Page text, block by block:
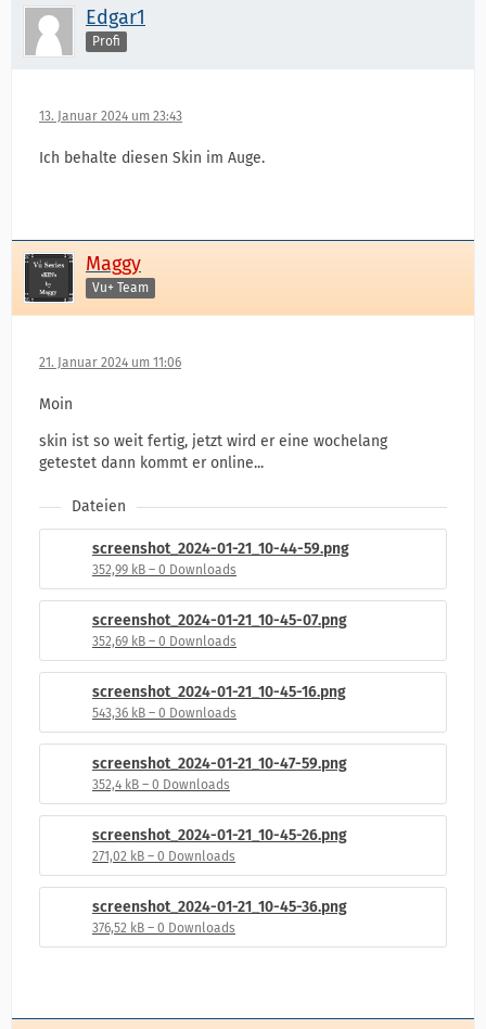
Edgar1
Profi
13. Januar 2024 um 23:43
Ich behalte diesen Skin im Auge.
Maggy
Vu+ Team
21. Januar 2024 um 11:06
Moin
skin ist so weit fertig, jetzt wird er eine wochelang
getestet dann kommt er online...
Dateien
screenshot_2024-01-21_10-44-59.png
352,99 kB – 0 Downloads
screenshot_2024-01-21_10-45-07.png
352,69 kB – 0 Downloads
screenshot_2024-01-21_10-45-16.png
543,36 kB – 0 Downloads
screenshot_2024-01-21_10-47-59.png
352,4 kB – 0 Downloads
screenshot_2024-01-21_10-45-26.png
271,02 kB – 0 Downloads
screenshot_2024-01-21_10-45-36.png
376,52 kB – 0 Downloads